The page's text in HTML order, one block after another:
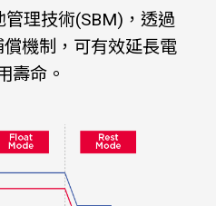
理技術(SBM)，透過
機制，可有效延長電
壽命。